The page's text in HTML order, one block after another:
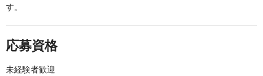
す。
応募資格
未経験者歓迎